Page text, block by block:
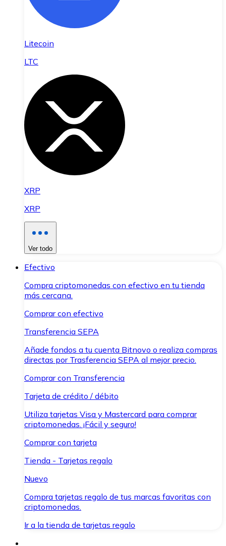
Litecoin
LTC
XRP
XRP
Ver todo
Efectivo
Compra criptomonedas con efectivo en tu tienda
más cercana.
Comprar con efectivo
Transferencia SEPA
Añade fondos a tu cuenta Bitnovo o realiza compras
directas por Trasferencia SEPA al mejor precio.
Comprar con Transferencia
Tarjeta de crédito / débito
Utiliza tarjetas Visa y Mastercard para comprar
criptomonedas. ¡Fácil y seguro!
Comprar con tarjeta
Tienda - Tarjetas regalo
Nuevo
Compra tarjetas regalo de tus marcas favoritas con
criptomonedas.
Ir a la tienda de tarjetas regalo